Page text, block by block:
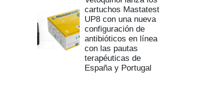
cartuchos Mastatest
UP8 con una nueva
configuración de
antibióticos en línea
con las pautas
terapéuticas de
España y Portugal